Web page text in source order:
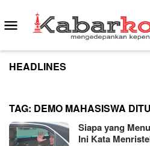
to
content
Mobile
Menu
HEADLINES
TAG: DEMO MAHASISWA
Siapa yang
Ini Kata